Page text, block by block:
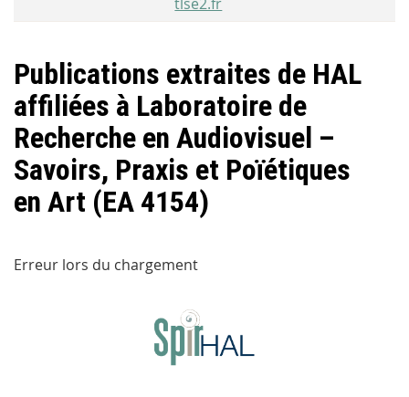
tlse2.fr
Publications extraites de HAL
affiliées à Laboratoire de
Recherche en Audiovisuel –
Savoirs, Praxis et Poïétiques
en Art (EA 4154)
Erreur lors du chargement